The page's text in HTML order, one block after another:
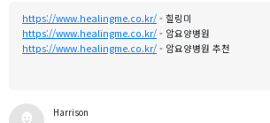
https://www.healingme.co.kr/ - 힐링미
https://www.healingme.co.kr/ - 암요양병원
https://www.healingme.co.kr/ - 암요양병원 추천
Harrison